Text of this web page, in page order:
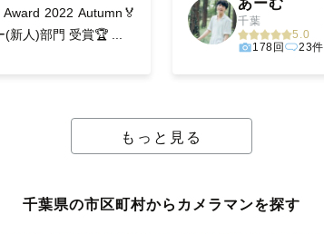
2022 Autumn🏅
(新人)部門 受賞🏆 ...
千葉
5.0
178回
23件
もっと見る
千葉県の市区町村からカメラマンを探す